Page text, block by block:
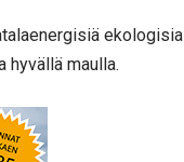
ekologisia
hyvällä maulla.